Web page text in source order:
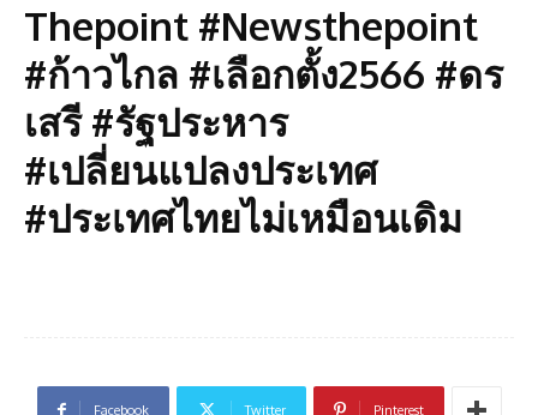
Thepoint #Newsthepoint
#ก้าวไกล #เลือกตั้ง2566 #ดร
เสรี #รัฐประหาร
#เปลี่ยนแปลงประเทศ
#ประเทศไทยไม่เหมือนเดิม
Facebook Twitter Pinterest